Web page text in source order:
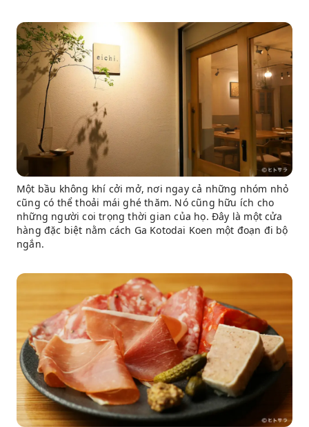
Một bầu không khí cởi mở, nơi ngay cả những nhóm nhỏ
cũng có thể thoải mái ghé thăm. Nó cũng hữu ích cho
những người coi trọng thời gian của họ. Đây là một cửa
hàng đặc biệt nằm cách Ga Kotodai Koen một đoạn đi bộ
ngắn.